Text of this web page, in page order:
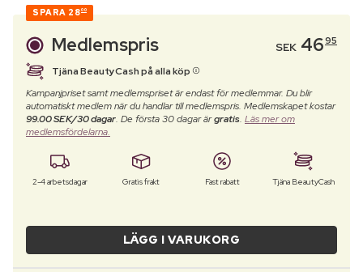
SPARA 2800
Medlemspris SEK 4695
Tjäna BeautyCash på alla köp
Kampanjpriset samt medlemspriset är endast för medlemmar. Du blir
automatiskt medlem när du handlar till medlemspris. Medlemskapet kostar
99.00 SEK/30 dagar. De första 30 dagar ärgratis. Läs mer om
medlemsfördelarna.
2-4 arbetsdagar Gratis frakt Fast rabatt Tjäna BeautyCash
LÄGG I VARUKORG